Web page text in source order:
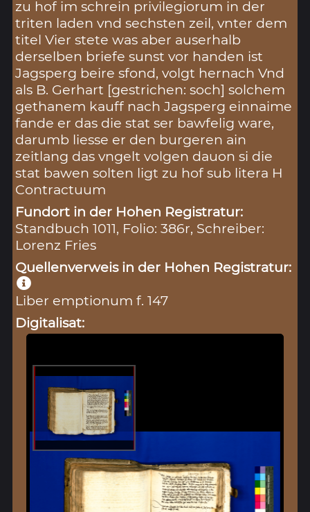
zu hof im schrein privilegiorum in der
triten laden vnd sechsten zeil, vnter dem
titel Vier stete was aber auserhalb
derselben briefe sunst vor handen ist
Jagsperg beire sfond, volgt hernach Vnd
als B. Gerhart [gestrichen: soch] solchem
gethanem kauff nach Jagsperg einnaime
fande er das die stat ser bawfelig ware,
darumb liesse er den burgeren ain
zeitlang das vngelt volgen dauon si die
stat bawen solten ligt zu hof sub litera H
Contractuum
Fundort in der Hohen Registratur:
Standbuch 1011, Folio: 386r, Schreiber:
Lorenz Fries
Quellenverweis in der Hohen Registratur:
Liber emptionum f. 147
Digitalisat: